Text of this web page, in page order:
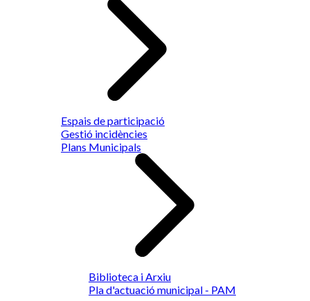
Espais de participació
Gestió incidències
Plans Municipals
Biblioteca i Arxiu
Pla d'actuació municipal - PAM